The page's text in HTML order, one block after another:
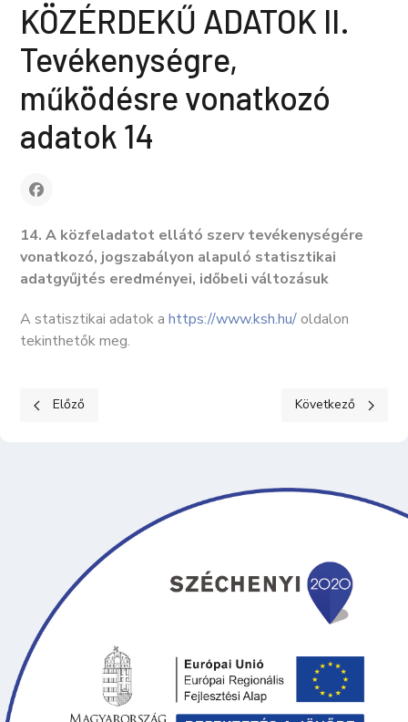
KÖZÉRDEKŰ ADATOK II.
Tevékenységre,
működésre vonatkozó
adatok 14
14. A közfeladatot ellátó szerv tevékenységére
vonatkozó, jogszabályon alapuló statisztikai
adatgyűjtés eredményei, időbeli változásuk
A statisztikai adatok a https://www.ksh.hu/oldalon
tekinthetők meg.
Előző cikk: KÖZÉRDEKŰ ADATOK II. Tevékenységre,
Előző Következő cikk:
Következő